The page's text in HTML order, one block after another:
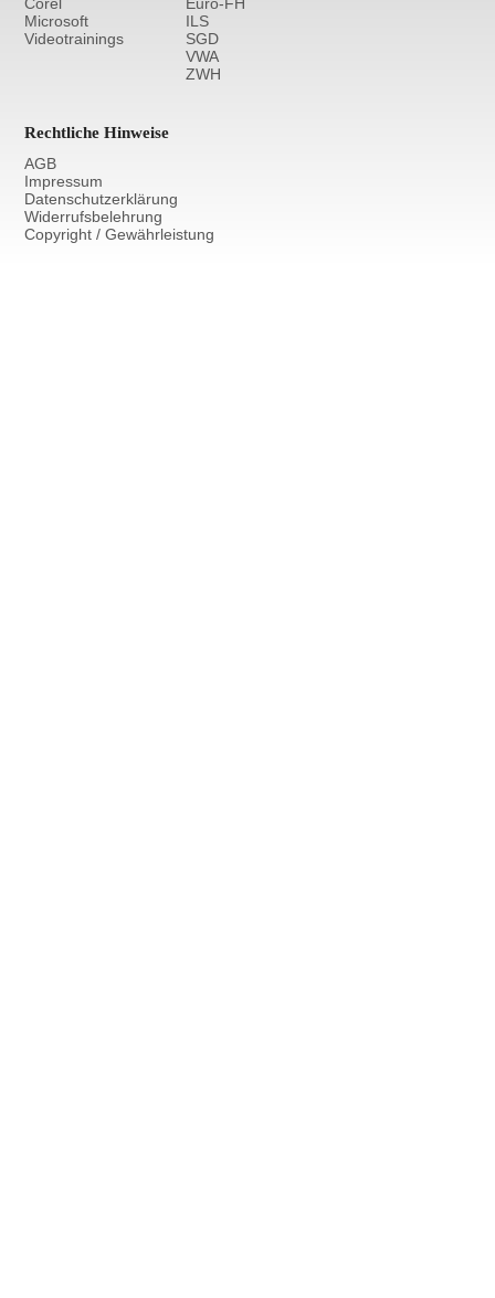
Microsoft
Videotrainings
ILS
SGD
VWA
ZWH
Rechtliche Hinweise
AGB
Impressum
Datenschutzerklärung
Widerrufsbelehrung
Copyright / Gewährleistung